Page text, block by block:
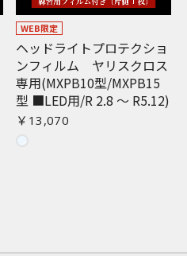
WEB限定
ヘッドライトプロテクショ
ンフィルム ヤリスクロス
専用(MXPB10型/MXPB15
型 ■LED用/R 2.8 〜 R5.12)
￥13,070